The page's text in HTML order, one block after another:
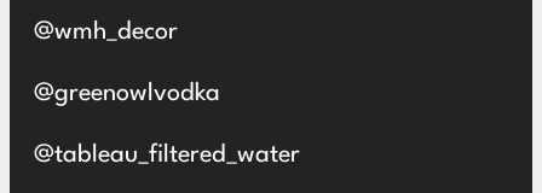
@wmh_decor
@greenowlvodka
@tableau_filtered_water